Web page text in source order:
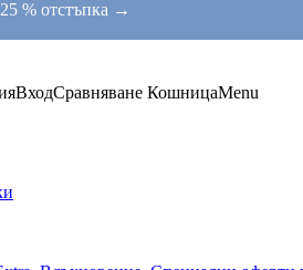
% отстъпка →
ВходСравняване КошницаMenu